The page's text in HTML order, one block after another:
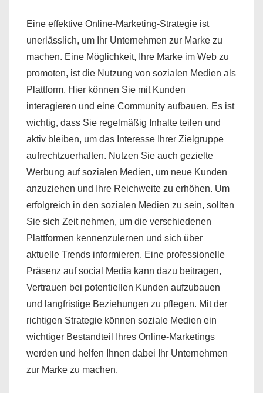
Eine effektive Online-Marketing-Strategie ist
unerlässlich, um Ihr Unternehmen zur Marke zu
machen. Eine Möglichkeit, Ihre Marke im Web zu
promoten, ist die Nutzung von sozialen Medien als
Plattform. Hier können Sie mit Kunden
interagieren und eine Community aufbauen. Es ist
wichtig, dass Sie regelmäßig Inhalte teilen und
aktiv bleiben, um das Interesse Ihrer Zielgruppe
aufrechtzuerhalten. Nutzen Sie auch gezielte
Werbung auf sozialen Medien, um neue Kunden
anzuziehen und Ihre Reichweite zu erhöhen. Um
erfolgreich in den sozialen Medien zu sein, sollten
Sie sich Zeit nehmen, um die verschiedenen
Plattformen kennenzulernen und sich über
aktuelle Trends informieren. Eine professionelle
Präsenz auf social Media kann dazu beitragen,
Vertrauen bei potentiellen Kunden aufzubauen
und langfristige Beziehungen zu pflegen. Mit der
richtigen Strategie können soziale Medien ein
wichtiger Bestandteil Ihres Online-Marketings
werden und helfen Ihnen dabei Ihr Unternehmen
zur Marke zu machen.